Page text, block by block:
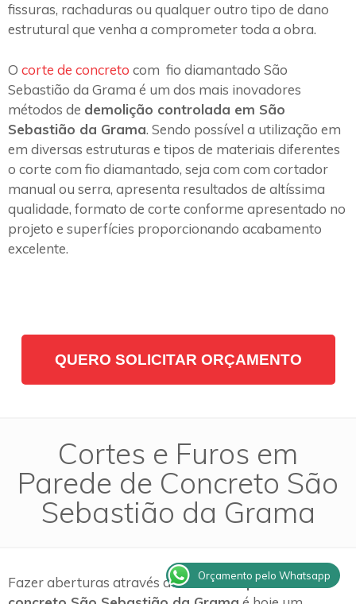
fissuras, rachaduras ou qualquer outro tipo de dano
estrutural que venha a comprometer toda a obra.
O corte de concreto com fio diamantado São
Sebastião da Grama é um dos mais inovadores
métodos de demolição controlada em São
Sebastião da Grama. Sendo possível a utilização em
em diversas estruturas e tipos de materiais diferentes
o corte com fio diamantado, seja com com cortador
manual ou serra, apresenta resultados de altíssima
qualidade, formato de corte conforme apresentado no
projeto e superfícies proporcionando acabamento
excelente.
QUERO SOLICITAR ORÇAMENTO
Cortes e Furos em
Parede de Concreto São
Sebastião da Grama
Fazer aberturas através docorte em parede de
Orçamento pelo Whatsapp